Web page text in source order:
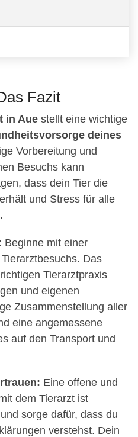
Fazit
in Aue stellt eine wichtige
deines
Vorbereitung und
Besuchs kann
dass dein Tier die
und Stress für alle
Beginne mit einer
Das
Tierarztpraxis
und eigenen
Zusammenstellung aller
eine angemessene
auf den Transport und
Eine offene und
dem Tierarzt ist
sorge dafür, dass du
verstehst. Dein